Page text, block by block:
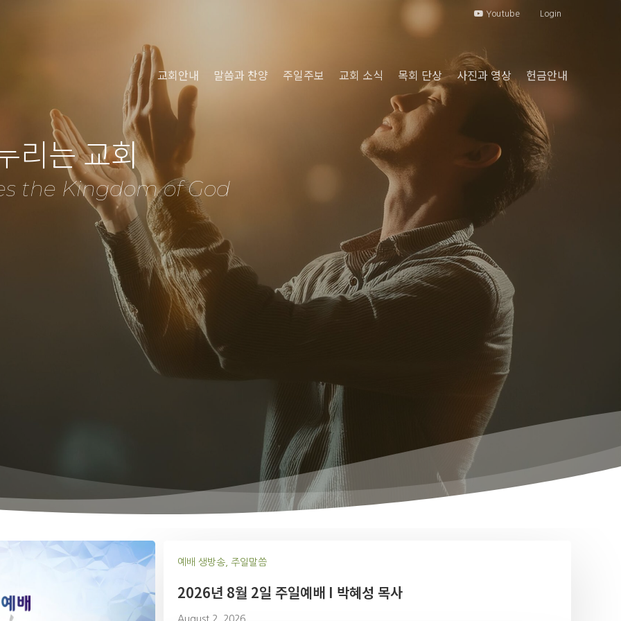
Youtube Login
교회안내 말씀과 찬양 주일주보 교회 소식 목회 단상 사진과 영상 헌금안내
리는 교회
the Kingdom of God
예배 생방송, 주일말씀
2026년 8월 2일 주일예배 I 박혜성 목사
August 2, 2026